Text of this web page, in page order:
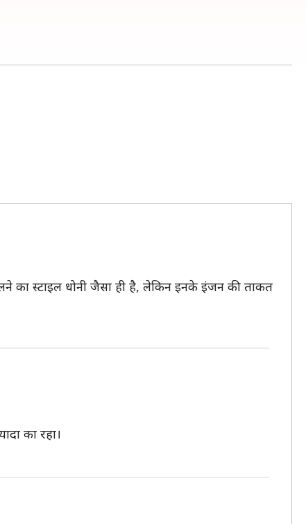
का स्टाइल धोनी जैसा ही है, लेकिन इनके इंजन की ताकत
का रहा।